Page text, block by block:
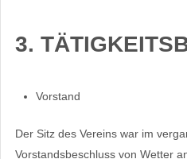
3.
Vorstand
Der Sitz des Vereins war im
Vorstandsbeschluss von Wetter